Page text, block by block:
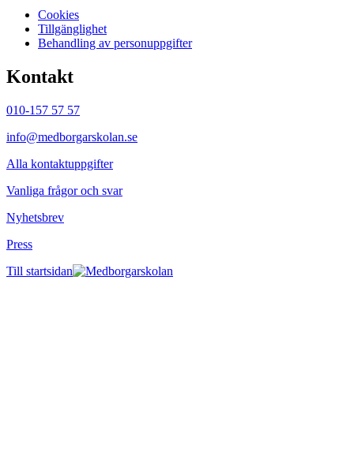
Cookies
Tillgänglighet
Behandling av personuppgifter
Kontakt
010-157 57 57
info@medborgarskolan.se
Alla kontaktuppgifter
Vanliga frågor och svar
Nyhetsbrev
Press
Till startsidan